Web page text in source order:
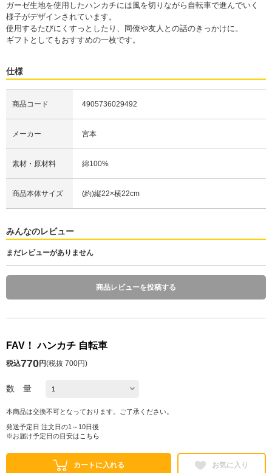
ガーゼ生地を使用したハンカチには風を切りながら自転車で進んでいく
様子がデザインされています。
使用するたびにくすっとしたり、同僚や友人との話のきっかけに。
ギフトとしてもおすすめの一枚です。
仕様
商品コード 4905736029492
メーカー 宮本
素材・原材料 綿100%
商品本体サイズ (約)縦22×横22cm
みんなのレビュー
まだレビューがありません
商品レビューを投稿する
FAV！ ハンカチ 自転車
税込770円(税抜 700円)
数 量
本商品は交換不可となっております。ご了承ください。
発送予定日 注文日の1～10日後
※お届け予定日の目安はこちら
カートに入れる お気に入り